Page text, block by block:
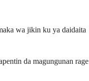
wa jikin ku ya daidaita
da magungunan rage